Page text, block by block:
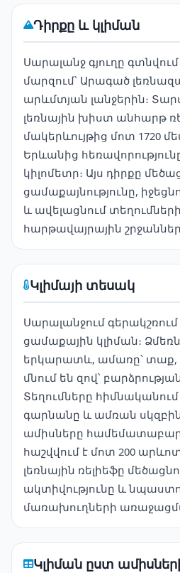
Դիրքը և կլիման
Սարալանջ գյուղը
մարզում՝ Արագած
արևմտյան լանջերին։
լեռնային խիստ անհարթ
մակերևույթից մոտ 1720
Երևանից
կիլոմետր։ Այս դիրքը
ցամաքայնությունը,
և ավելացնում
հարթավայրային
Կլիմայի տեսակ
Սարալանջում գերակշռում
ցամաքային կլիման։
երկարատև, ամառը՝ տաք,
մնում են զով՝
Տեղումները
գարնանը և ամռան
ամիսները համեմատաբար
հաշվվում է մոտ 200
լեռնային ռելիեֆը
ակտիվությունը և
մառախուղների
Կլիման ըստ